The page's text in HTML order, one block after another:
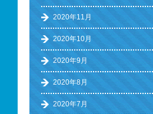
2020年11月
2020年10月
2020年9月
2020年8月
2020年7月